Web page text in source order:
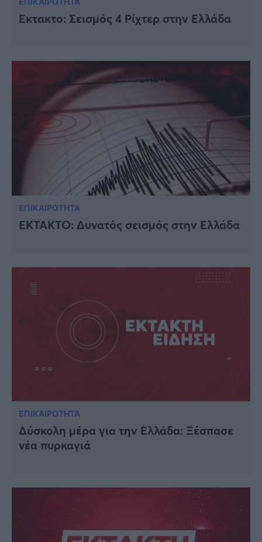
Έκτακτο: Σεισμός 4 Ρίχτερ στην Ελλάδα
ΕΠΙΚΑΙΡΟΤΗΤΑ
ΈΚΤΑΚΤΟ: Δυνατός σεισμός στην Ελλάδα
ΕΠΙΚΑΙΡΟΤΗΤΑ
Δύσκολη μέρα για την Ελλάδα: Ξέσπασε
νέα πυρκαγιά